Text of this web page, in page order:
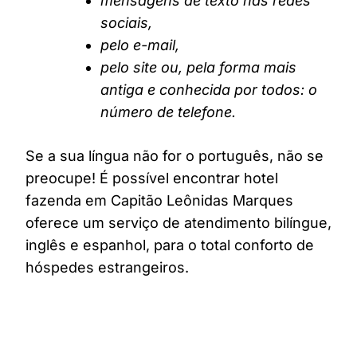
sociais,
pelo e-mail,
pelo site ou, pela forma mais
antiga e conhecida por todos: o
número de telefone.
Se a sua língua não for o português, não se
preocupe! É possível encontrar hotel
fazenda em Capitão Leônidas Marques
oferece um serviço de atendimento bilíngue,
inglês e espanhol, para o total conforto de
hóspedes estrangeiros.